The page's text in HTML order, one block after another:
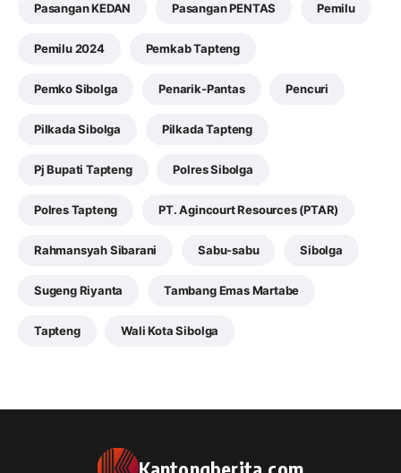
Pasangan KEDAN Pasangan PENTAS Pemilu
Pemilu 2024 Pemkab Tapteng
Pemko Sibolga Penarik-Pantas Pencuri
Pilkada Sibolga Pilkada Tapteng
Pj Bupati Tapteng Polres Sibolga
Polres Tapteng PT. Agincourt Resources (PTAR)
Rahmansyah Sibarani Sabu-sabu Sibolga
Sugeng Riyanta Tambang Emas Martabe
Tapteng Wali Kota Sibolga